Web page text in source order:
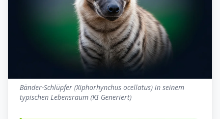
Bänder-Schlüpfer (Xiphorhynchus ocellatus) in seinem
typischen Lebensraum (KI Generiert)